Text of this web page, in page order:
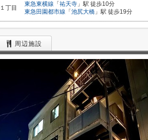
１丁目
東急東横線 「 祐天寺 」駅 徒歩10分
東急田園都市線 「 池尻大橋 」駅 徒歩19分
周辺施設